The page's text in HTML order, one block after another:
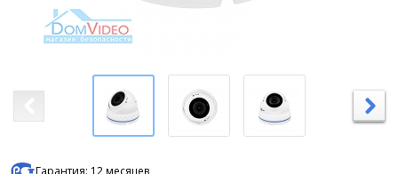
Гарантия: 12 месяцев